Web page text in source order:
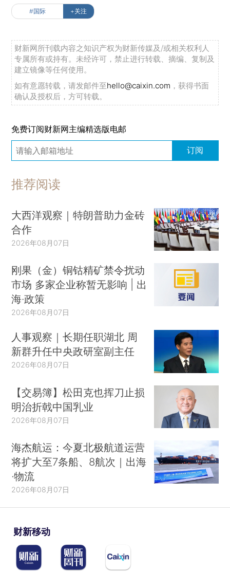
#国际 +关注
财新网所刊载内容之知识产权为财新传媒及/或相关权利人
专属所有或持有。未经许可，禁止进行转载、摘编、复制及
建立镜像等任何使用。
如有意愿转载，请发邮件至hello@caixin.com ，获得书面
确认及授权后，方可转载。
免费订阅财新网主编精选版电邮
订阅
推荐阅读
大西洋观察｜特朗普助力金砖
合作
2026年08月07日
刚果（金）铜钴精矿禁令扰动
市场 多家企业称暂无影响 | 出
海·政策
2026年08月07日
人事观察｜长期任职湖北 周
新群升任中央政研室副主任
2026年08月07日
【交易簿】松田克也挥刀止损
明治折戟中国乳业
2026年08月07日
海杰航运：今夏北极航道运营
将扩大至7条船、8航次｜出海
·物流
2026年08月07日
财新移动